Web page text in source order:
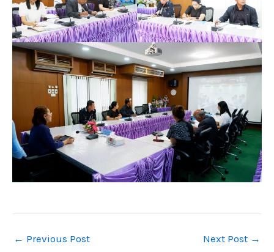
← Previous Post Next Post →